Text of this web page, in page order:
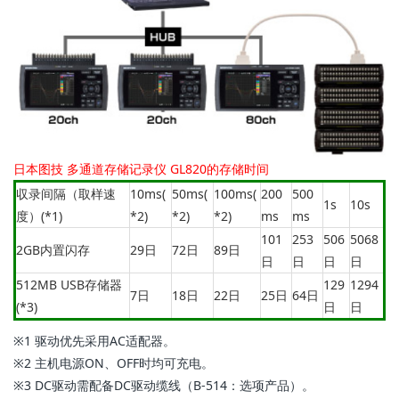
日本图技 多通道存储记录仪 GL820的存储时间
収录间隔（取样速
度）(*1)
10ms(
*2)
50ms(
*2)
100ms(
*2)
200
ms
500
ms
1s 10s
2GB内置闪存 29日 72日 89日
101
日
253
日
506
日
5068
日
512MB USB存储器
(*3)
7日 18日 22日 25日 64日
129
日
1294
日
※1 驱动优先采用AC适配器。
※2 主机电源ON、OFF时均可充电。
※3 DC驱动需配备DC驱动缆线（B-514：选项产品）。